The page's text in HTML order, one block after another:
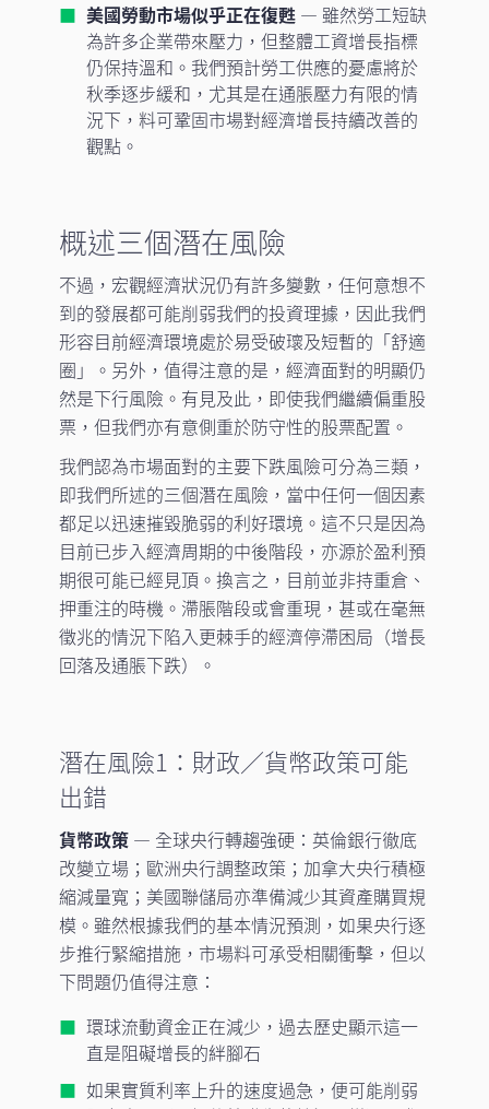
美國勞動市場似乎正在復甦— 雖然勞工短缺
為許多企業帶來壓力，但整體工資增長指標
仍保持溫和。我們預計勞工供應的憂慮將於
秋季逐步緩和，尤其是在通脹壓力有限的情
況下，料可鞏固市場對經濟增長持續改善的
觀點。
概述三個潛在風險
不過，宏觀經濟狀況仍有許多變數，任何意想不
到的發展都可能削弱我們的投資理據，因此我們
形容目前經濟環境處於易受破瓌及短暫的「舒適
圈」。另外，值得注意的是，經濟面對的明顯仍
然是下行風險。有見及此，即使我們繼續偏重股
票，但我們亦有意側重於防守性的股票配置。
我們認為市場面對的主要下跌風險可分為三類，
即我們所述的三個潛在風險，當中任何一個因素
都足以迅速摧毀脆弱的利好環境。這不只是因為
目前已步入經濟周期的中後階段，亦源於盈利預
期很可能已經見頂。換言之，目前並非持重倉、
押重注的時機。滯脹階段或會重現，甚或在毫無
徵兆的情況下陷入更棘手的經濟停滯困局（增長
回落及通脹下跌）。
潛在風險1：財政／貨幣政策可能
出錯
貨幣政策— 全球央行轉趨強硬：英倫銀行徹底
改變立場；歐洲央行調整政策；加拿大央行積極
縮減量寬；美國聯儲局亦準備減少其資產購買規
模。雖然根據我們的基本情況預測，如果央行逐
步推行緊縮措施，市場料可承受相關衝擊，但以
下問題仍值得注意：
環球流動資金正在減少，過去歷史顯示這一
直是阻礙增長的絆腳石
如果實質利率上升的速度過急，便可能削弱